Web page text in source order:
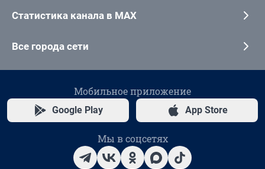
Статистика канала в MAX
Все города сети
Мобильное приложение
Google Play App Store
Мы в соцсетях